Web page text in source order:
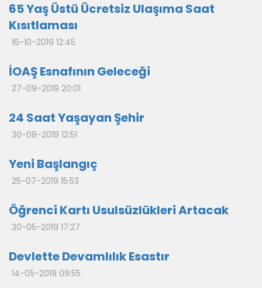
65 Yaş Üstü Ücretsiz Ulaşıma Saat
Kısıtlaması
16-10-2019 12:45
İOAŞ Esnafının Geleceği
27-09-2019 20:01
24 Saat Yaşayan Şehir
30-08-2019 12:51
Yeni Başlangıç
25-07-2019 15:53
Öğrenci Kartı Usulsüzlükleri Artacak
30-05-2019 17:27
Devlette Devamlılık Esastır
14-05-2019 09:55